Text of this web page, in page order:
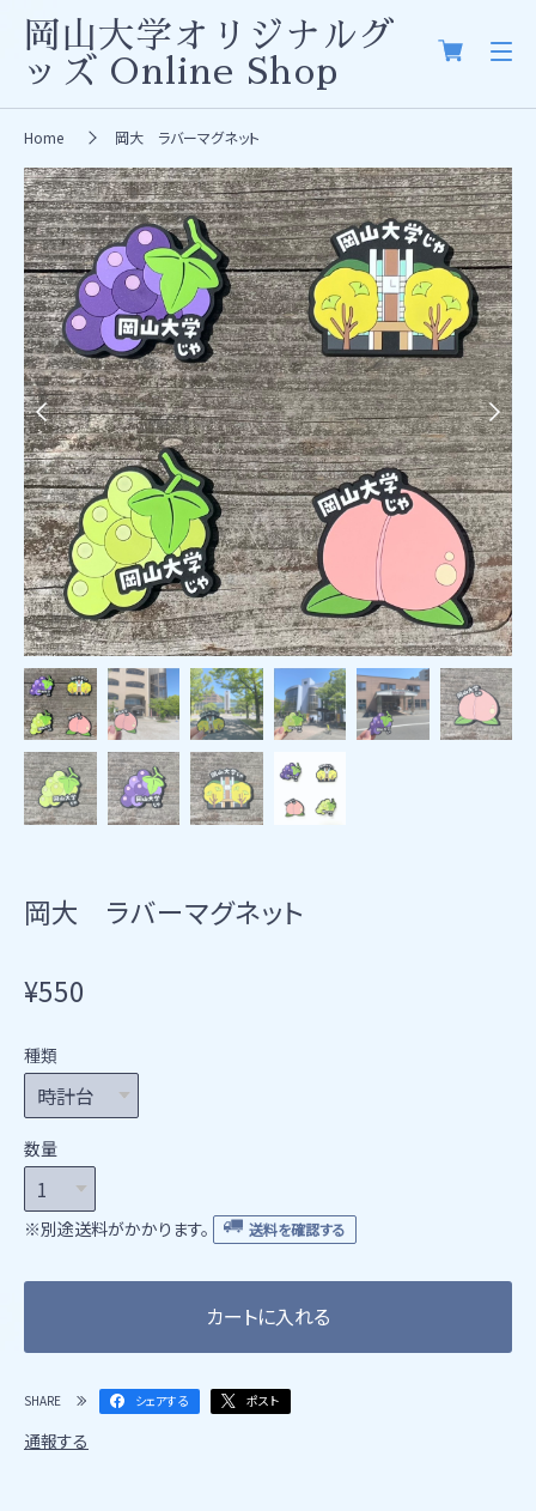
岡山大学オリジナルグ
ッズ Online Shop
Home 岡大 ラバーマグネット
Previous Next
岡大 ラバーマグネット
¥550
種類
数量
※別途送料がかかります。 送料を確認する
カートに入れる
SHARE シェアする ポスト
通報する